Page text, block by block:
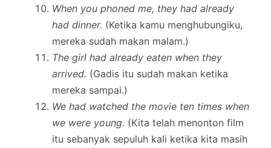
When you phoned me, they had already
had dinner. (Ketika kamu menghubungiku,
mereka sudah makan malam.)
The girl had already eaten when they
arrived. (Gadis itu sudah makan ketika
mereka sampai.)
We had watched the movie ten times when
we were young. (Kita telah menonton film
itu sebanyak sepuluh kali ketika kita masih